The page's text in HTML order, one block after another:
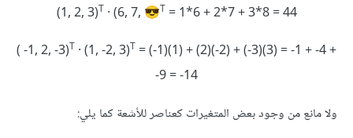
‪(1, 2, 3)T · (6, 7, 😎T = 1*6 + 2*7 + 3*8 = 44
‪( -1, 2, -3)T · (1, -2, 3)T = (-1)(1) + (2)(-2) + (-3)(3) = -1 + -4 +
-9 = -14‪
ولا مانع من وجود بعض المتغيرات كعناصر للأشعة كما يلي: